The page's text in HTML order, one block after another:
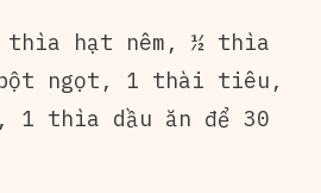
thìa hạt nêm, ½ thìa
ngọt, 1 thài tiêu,
1 thìa dầu ăn để 30